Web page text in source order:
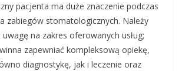
pacjenta ma duże znaczenie podczas
zabiegów stomatologicznych. Należy
na zakres oferowanych usług;
zapewniać kompleksową opiekę,
diagnostykę, jak i leczenie oraz